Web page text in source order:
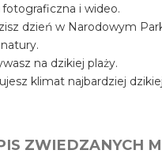
fotograficzna i wideo.
dzień w Narodowym
na dzikiej plaży.
klimat najbardziej
ZWIEDZANYCH